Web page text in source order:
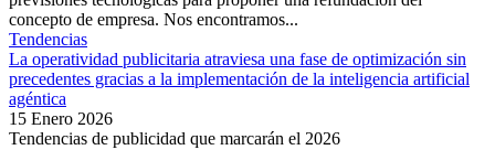
concepto de empresa. Nos encontramos...
Tendencias
La operatividad publicitaria atraviesa una fase de optimización sin
precedentes gracias a la implementación de la inteligencia artificial
agéntica
15 Enero 2026
Tendencias de publicidad que marcarán el 2026